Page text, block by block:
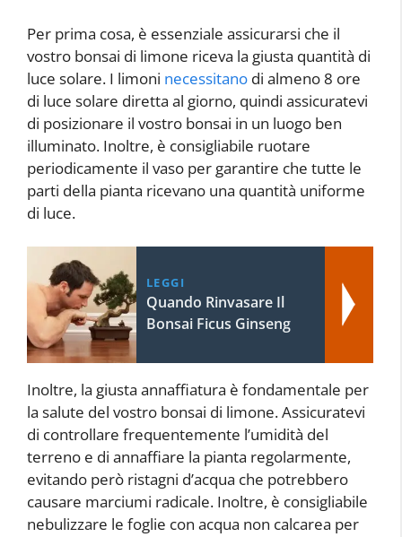
Per prima cosa, è essenziale assicurarsi che il
vostro bonsai di limone riceva la giusta quantità di
luce solare. I limoni necessitano di almeno 8 ore
di luce solare diretta al giorno, quindi assicuratevi
di posizionare il vostro bonsai in un luogo ben
illuminato. Inoltre, è consigliabile ruotare
periodicamente il vaso per garantire che tutte le
parti della pianta ricevano una quantità uniforme
di luce.
LEGGI
Quando Rinvasare Il
Bonsai Ficus Ginseng
Inoltre, la giusta annaffiatura è fondamentale per
la salute del vostro bonsai di limone. Assicuratevi
di controllare frequentemente l’umidità del
terreno e di annaffiare la pianta regolarmente,
evitando però ristagni d’acqua che potrebbero
causare marciumi radicale. Inoltre, è consigliabile
nebulizzare le foglie con acqua non calcarea per